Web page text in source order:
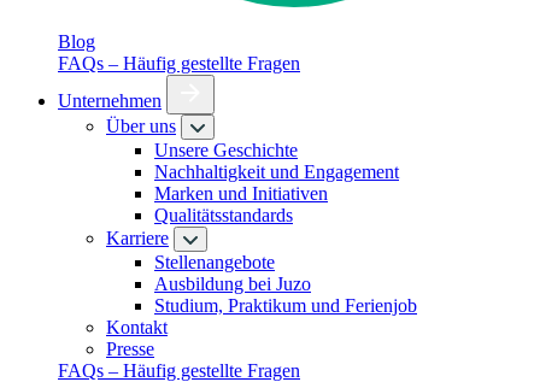
Blog
FAQs – Häufig gestellte Fragen
Unternehmen
Über uns
Unsere Geschichte
Nachhaltigkeit und Engagement
Marken und Initiativen
Qualitätsstandards
Karriere
Stellenangebote
Ausbildung bei Juzo
Studium, Praktikum und Ferienjob
Kontakt
Presse
FAQs – Häufig gestellte Fragen